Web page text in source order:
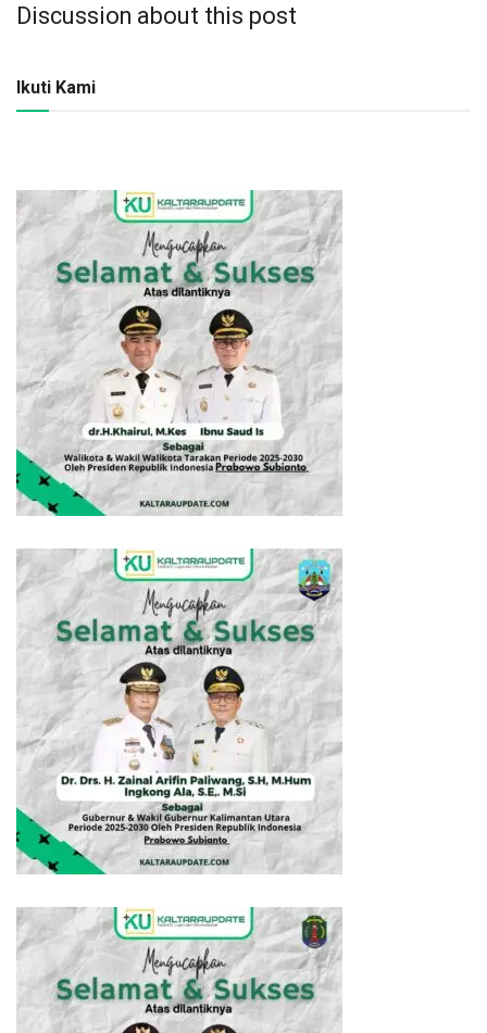
Discussion about this post
Ikuti Kami